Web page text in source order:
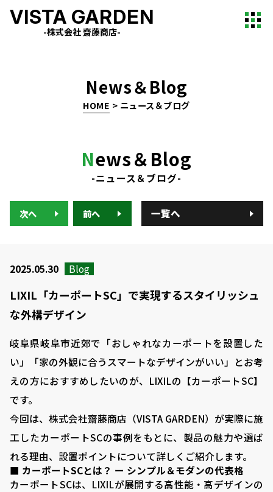
VISTA GARDEN
-株式会社 齋藤商店-
News＆Blog
HOME > ニュース＆ブログ
News＆Blog
-ニュース＆ブログ-
次へ 前へ 一覧へ
2025.05.30 Blog
LIXIL「カーポートSC」で実現するスタイリッシュ
な外構デザイン
岐阜県岐阜市近郊で「おしゃれなカーポートを設置した
い」「家の外観に合うスマートなデザインがいい」とお考
えの方におすすめしたいのが、LIXILの【カーポートSC】
です。
今回は、株式会社齋藤商店（VISTA GARDEN）が実際に施
工したカーポートSCの事例をもとに、製品の魅力や選ば
れる理由、設置ポイントについて詳しくご紹介します。
■ カーポートSCとは？ ー シンプル＆モダンの代表格
カーポートSCは、LIXILが展開する高性能・高デザインの